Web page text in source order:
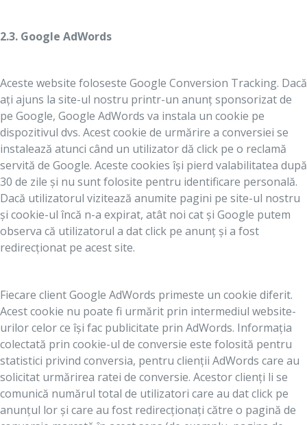
2.3. Google AdWords
Aceste website foloseste Google Conversion Tracking. Dacă
ați ajuns la site-ul nostru printr-un anunț sponsorizat de
pe Google, Google AdWords va instala un cookie pe
dispozitivul dvs. Acest cookie de urmărire a conversiei se
instalează atunci când un utilizator dă click pe o reclamă
servită de Google. Aceste cookies își pierd valabilitatea după
30 de zile și nu sunt folosite pentru identificare personală.
Dacă utilizatorul vizitează anumite pagini pe site-ul nostru
și cookie-ul încă n-a expirat, atât noi cat și Google putem
observa că utilizatorul a dat click pe anunț și a fost
redirecționat pe acest site.
Fiecare client Google AdWords primeste un cookie diferit.
Acest cookie nu poate fi urmărit prin intermediul website-
urilor celor ce își fac publicitate prin AdWords. Informația
colectată prin cookie-ul de conversie este folosită pentru
statistici privind conversia, pentru clienții AdWords care au
solicitat urmărirea ratei de conversie. Acestor clienți li se
comunică numărul total de utilizatori care au dat click pe
anunțul lor și care au fost redirecționați către o pagină de